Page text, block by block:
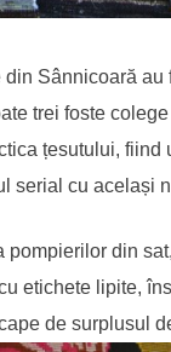
Sânnicoară
trei foste
țesutului,
serial cu același
pompierilor din
etichete lipite,
de surplusul